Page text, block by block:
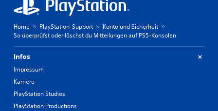
Home PlayStation-Support
Konto und Sicherheit
So überprüfst oder löschst du Mitteilungen auf PS5-Konsolen
Infos
Impressum
Karriere
PlayStation Studios
PlayStation Productions